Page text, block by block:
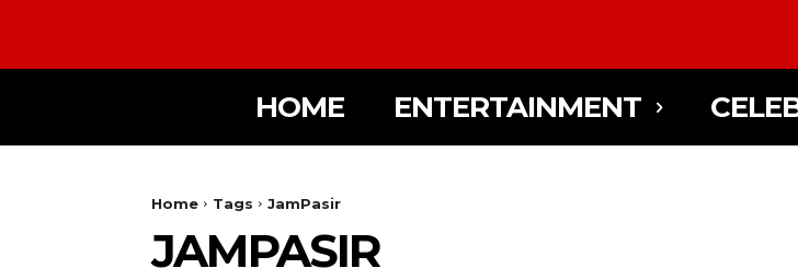
HOME ENTERTAINMENT
Home Tags JamPasir
JAMPASIR